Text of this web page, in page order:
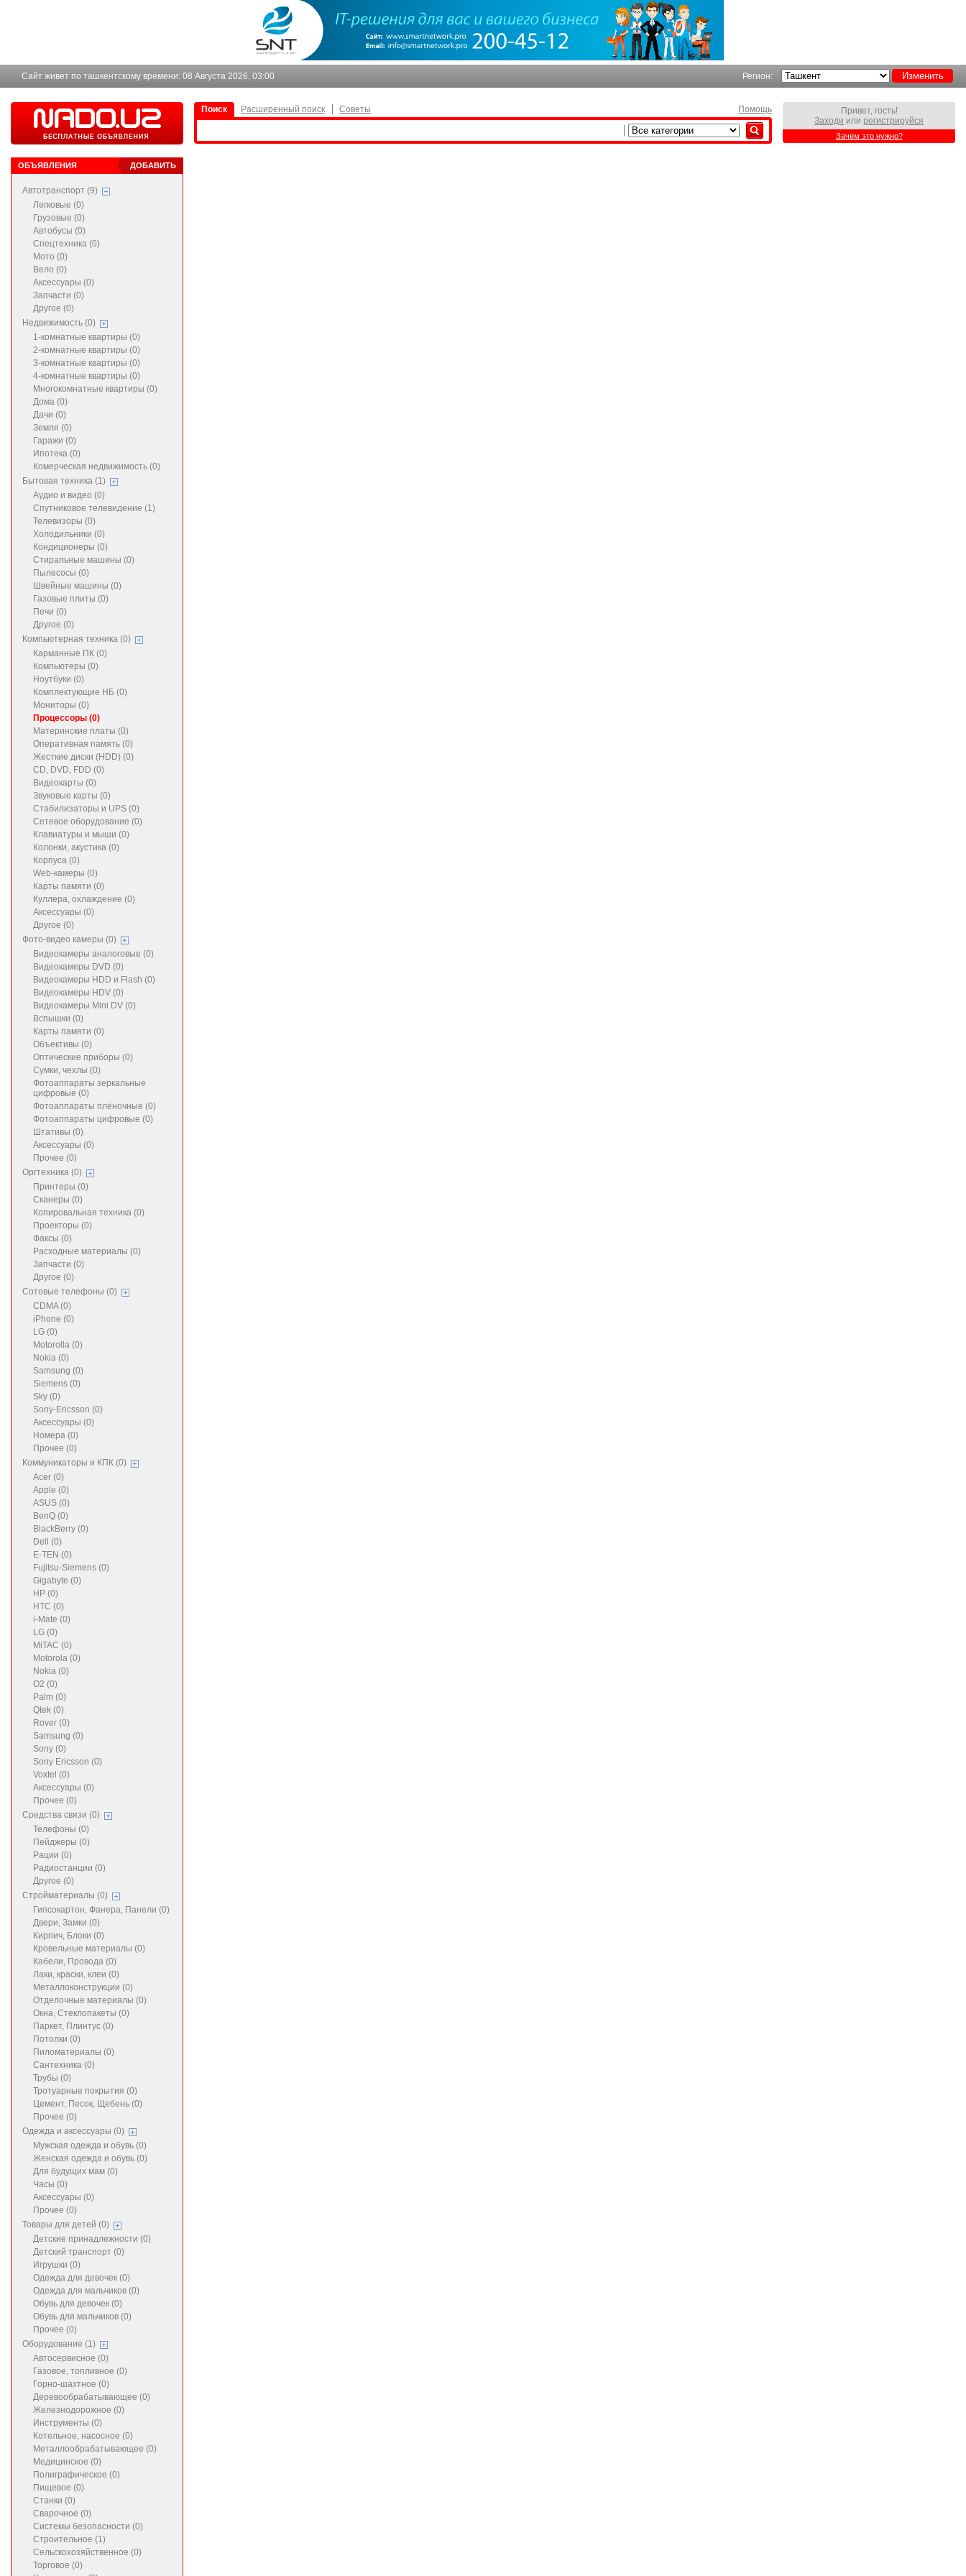
Сайт живет по ташкентскому времени: 08 Августа 2026, 03:00 Регион:
ДОБАВИТЬ
ОБЪЯВЛЕНИЯ
Автотранспорт (9)
Легковые (0)
Грузовые (0)
Автобусы (0)
Спецтехника (0)
Мото (0)
Вело (0)
Аксессуары (0)
Запчасти (0)
Другое (0)
Недвижимость (0)
1-комнатные квартиры (0)
2-комнатные квартиры (0)
3-комнатные квартиры (0)
4-комнатные квартиры (0)
Многокомнатные квартиры (0)
Дома (0)
Дачи (0)
Земля (0)
Гаражи (0)
Ипотека (0)
Комерческая недвижимость (0)
Бытовая техника (1)
Аудио и видео (0)
Спутниковое телевидение (1)
Телевизоры (0)
Холодильники (0)
Кондиционеры (0)
Стиральные машины (0)
Пылесосы (0)
Швейные машины (0)
Газовые плиты (0)
Печи (0)
Другое (0)
Компьютерная техника (0)
Карманные ПК (0)
Компьютеры (0)
Ноутбуки (0)
Комплектующие НБ (0)
Мониторы (0)
Процессоры (0)
Материнские платы (0)
Оперативная память (0)
Жесткие диски (HDD) (0)
CD, DVD, FDD (0)
Видеокарты (0)
Звуковые карты (0)
Стабилизаторы и UPS (0)
Сетевое оборудование (0)
Клавиатуры и мыши (0)
Колонки, акустика (0)
Корпуса (0)
Web-камеры (0)
Карты памяти (0)
Куллера, охлаждение (0)
Аксессуары (0)
Другое (0)
Фото-видео камеры (0)
Видеокамеры аналоговые (0)
Видеокамеры DVD (0)
Видеокамеры HDD и Flash (0)
Видеокамеры HDV (0)
Видеокамеры Mini DV (0)
Вспышки (0)
Карты памяти (0)
Объективы (0)
Оптические приборы (0)
Сумки, чехлы (0)
Фотоаппараты зеркальные
цифровые (0)
Фотоаппараты плёночные (0)
Фотоаппараты цифровые (0)
Штативы (0)
Аксессуары (0)
Прочее (0)
Оргтехника (0)
Принтеры (0)
Сканеры (0)
Копировальная техника (0)
Проекторы (0)
Факсы (0)
Расходные материалы (0)
Запчасти (0)
Другое (0)
Сотовые телефоны (0)
CDMA (0)
iPhone (0)
LG (0)
Motorolla (0)
Nokia (0)
Samsung (0)
Siemens (0)
Sky (0)
Sony-Ericsson (0)
Аксессуары (0)
Номера (0)
Прочее (0)
Коммуникаторы и КПК (0)
Acer (0)
Apple (0)
ASUS (0)
BenQ (0)
BlackBerry (0)
Dell (0)
E-TEN (0)
Fujitsu-Siemens (0)
Gigabyte (0)
HP (0)
HTC (0)
i-Mate (0)
LG (0)
MiTAC (0)
Motorola (0)
Nokia (0)
O2 (0)
Palm (0)
Qtek (0)
Rover (0)
Samsung (0)
Sony (0)
Sony Ericsson (0)
Voxtel (0)
Аксессуары (0)
Прочее (0)
Средства связи (0)
Телефоны (0)
Пейджеры (0)
Рации (0)
Радиостанции (0)
Другое (0)
Стройматериалы (0)
Гипсокартон, Фанера, Панели (0)
Двери, Замки (0)
Кирпич, Блоки (0)
Кровельные материалы (0)
Кабели, Провода (0)
Лаки, краски, клеи (0)
Металлоконструкции (0)
Отделочные материалы (0)
Окна, Стеклопакеты (0)
Паркет, Плинтус (0)
Потолки (0)
Пиломатериалы (0)
Сантехника (0)
Трубы (0)
Тротуарные покрытия (0)
Цемент, Песок, Щебень (0)
Прочее (0)
Одежда и аксессуары (0)
Мужская одежда и обувь (0)
Женская одежда и обувь (0)
Для будущих мам (0)
Часы (0)
Аксессуары (0)
Прочее (0)
Товары для детей (0)
Детские принадлежности (0)
Детский транспорт (0)
Игрушки (0)
Одежда для девочек (0)
Одежда для мальчиков (0)
Обувь для девочек (0)
Обувь для мальчиков (0)
Прочее (0)
Оборудование (1)
Автосервисное (0)
Газовое, топливное (0)
Горно-шахтное (0)
Деревообрабатывающее (0)
Железнодорожное (0)
Инструменты (0)
Котельное, насосное (0)
Металлообрабатывающее (0)
Медицинское (0)
Полиграфическое (0)
Пищевое (0)
Станки (0)
Сварочное (0)
Системы безопасности (0)
Строительное (1)
Сельскохозяйственное (0)
Торговое (0)
Привет, гость!
Заходи или регистрируйся
Зачем это нужно?
Поиск Расширенный поиск Советы Помощь